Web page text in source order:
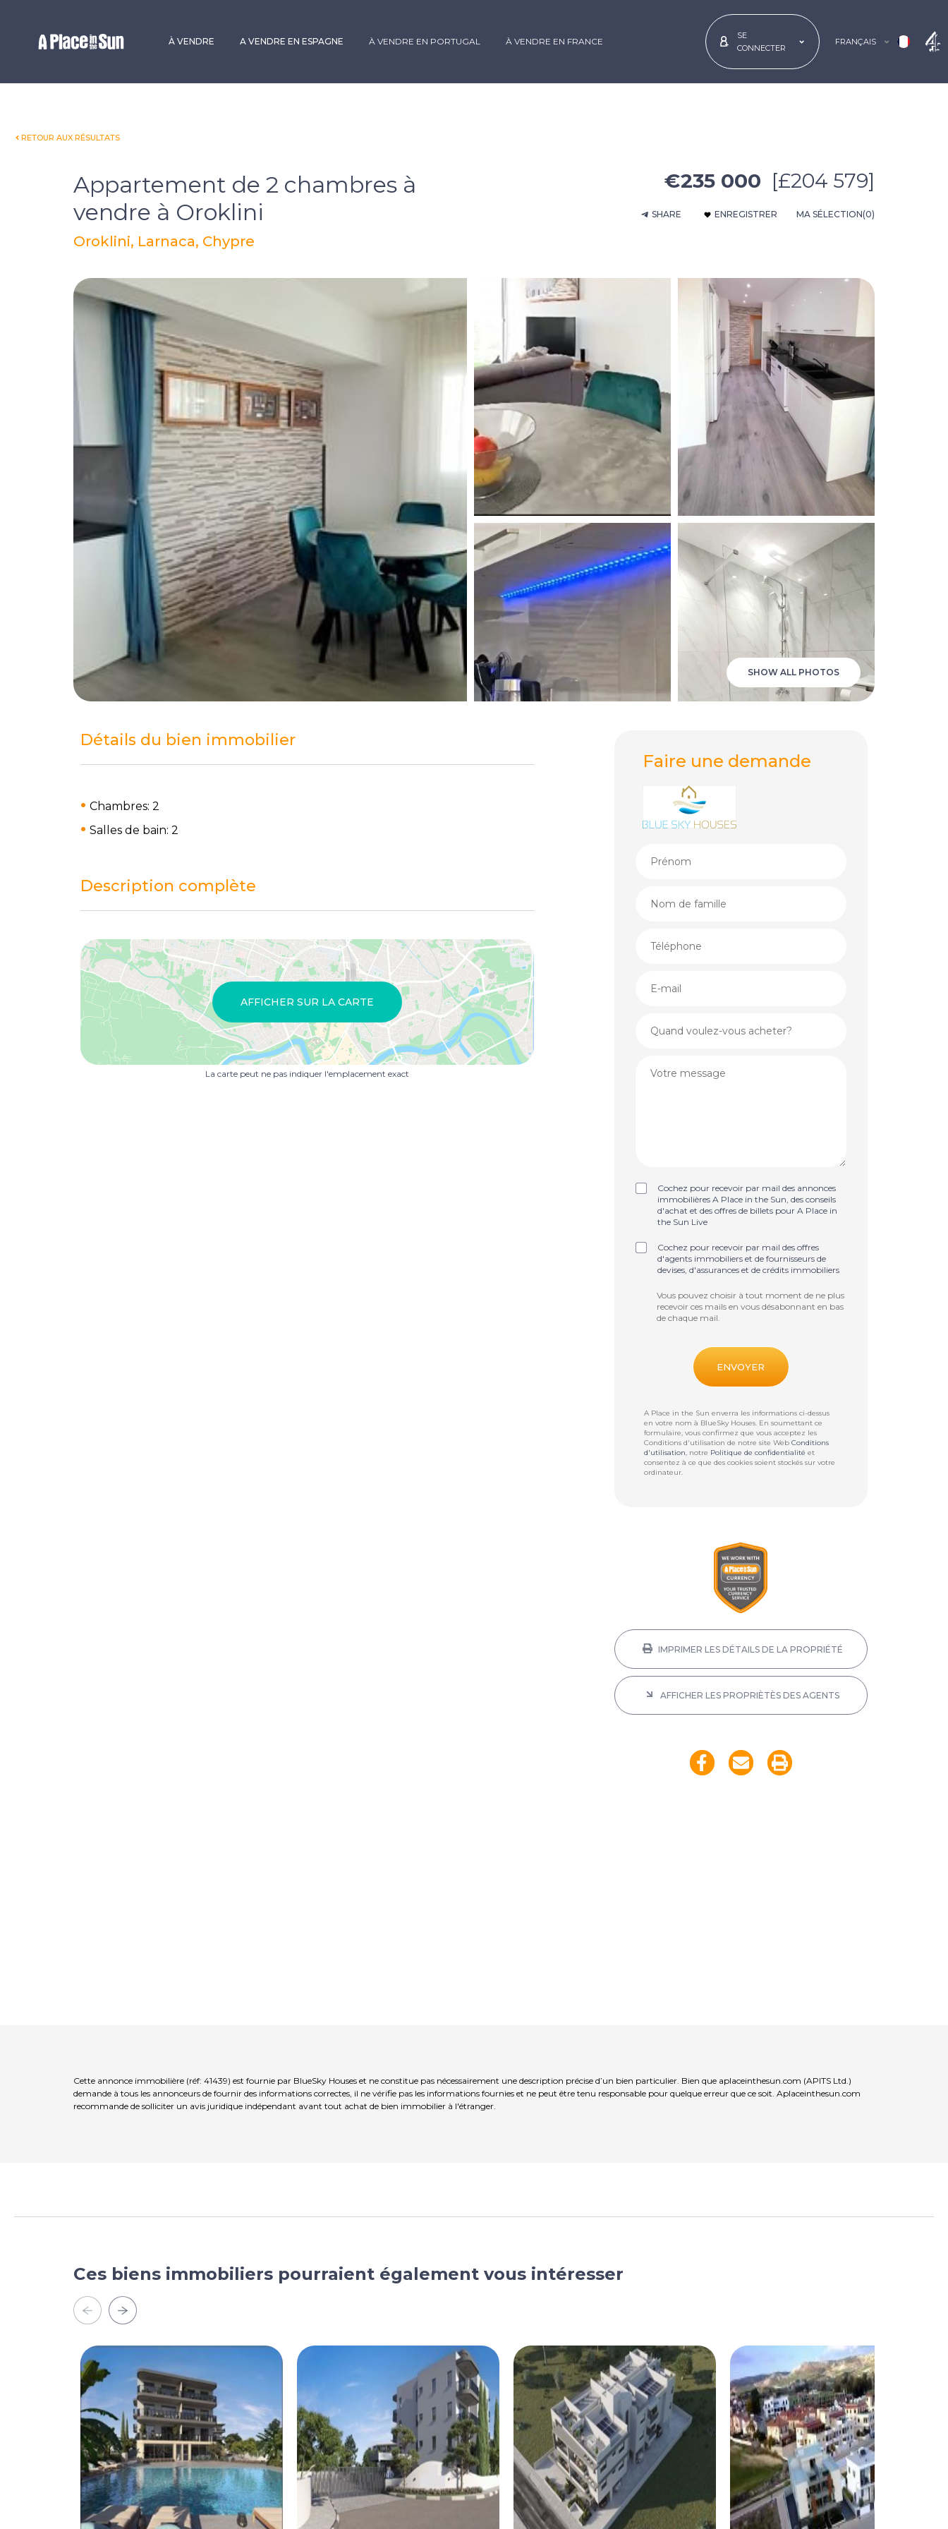
À VENDRE A VENDRE EN ESPAGNE À VENDRE EN PORTUGAL À VENDRE EN FRANCE
SE
CONNECTER
FRANÇAIS
RETOUR AUX RÉSULTATS
Appartement de 2 chambres à
vendre à Oroklini
Oroklini, Larnaca, Chypre
€235 000 [£204 579]
SHARE ENREGISTRER MA SÉLECTION(0)
SHOW ALL PHOTOS
Détails du bien immobilier
Chambres: 2
Salles de bain: 2
Description complète
AFFICHER SUR LA CARTE
La carte peut ne pas indiquer l'emplacement exact
Faire une demande
Cochez pour recevoir par mail des annonces
immobilières A Place in the Sun, des conseils
d'achat et des offres de billets pour A Place in
the Sun Live
Cochez pour recevoir par mail des offres
d'agents immobiliers et de fournisseurs de
devises, d'assurances et de crédits immobiliers
Vous pouvez choisir à tout moment de ne plus
recevoir ces mails en vous désabonnant en bas
de chaque mail.
A Place in the Sun enverra les informations ci-dessus
en votre nom à BlueSky Houses. En soumettant ce
formulaire, vous confirmez que vous acceptez les
Conditions d'utilisation de notre site WebConditions
d'utilisation, notre Politique de confidentialité et
consentez à ce que des cookies soient stockés sur votre
ordinateur.
IMPRIMER LES DÉTAILS DE LA PROPRIÉTÉ
AFFICHER LES PROPRIÈTÈS DES AGENTS
Cette annonce immobilière (réf: 41439) est fournie par BlueSky Houses et ne constitue pas nécessairement une description précise d’un bien particulier. Bien que aplaceinthesun.com (APITS Ltd.)
demande à tous les annonceurs de fournir des informations correctes, il ne vérifie pas les informations fournies et ne peut être tenu responsable pour quelque erreur que ce soit. Aplaceinthesun.com
recommande de solliciter un avis juridique indépendant avant tout achat de bien immobilier à l'étranger.
Ces biens immobiliers pourraient également vous intéresser